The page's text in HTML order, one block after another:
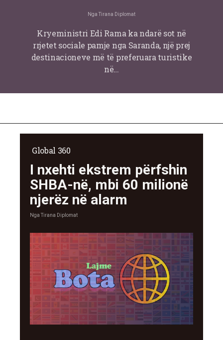
Nga Tirana Diplomat
Kryeministri Edi Rama ka ndarë sot në
rrjetet sociale pamje nga Saranda, një prej
destinacioneve më të preferuara turistike
në…
Global 360
I nxehti ekstrem përfshin
SHBA-në, mbi 60 milionë
njerëz në alarm
NgaTirana Diplomat